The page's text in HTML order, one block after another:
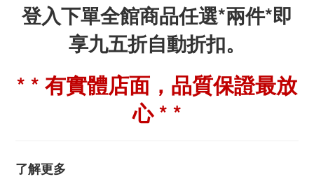
登入下單全館商品任選*兩件*即
享九五折自動折扣。
* * 有實體店面，品質保證最放
心 * *
了解更多